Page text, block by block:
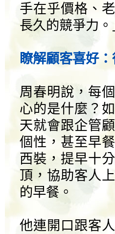
手在乎價格、
長久的競爭力。
瞭解顧客喜好
周春明說，每
心的是什麼？
天就會跟企管
個性，甚至早
西裝，提早十
頂，協助客人
的早餐。
他連開口跟客